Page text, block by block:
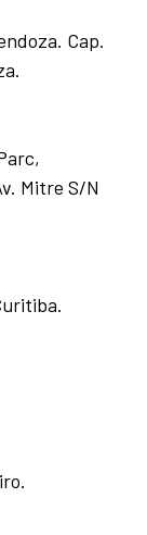
Cap.
Mitre S/N